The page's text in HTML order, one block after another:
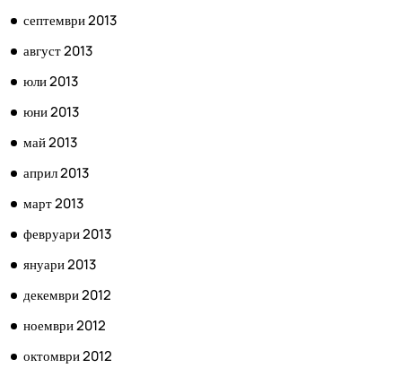
септември 2013
август 2013
юли 2013
юни 2013
май 2013
април 2013
март 2013
февруари 2013
януари 2013
декември 2012
ноември 2012
октомври 2012